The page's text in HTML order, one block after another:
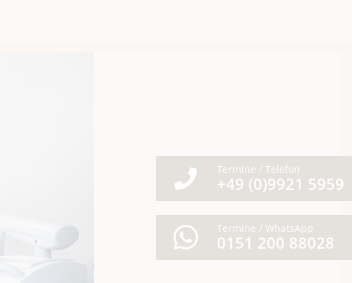
Termine / Telefon
+49 (0)9921 5959
Termine / WhatsApp
0151 200 88028